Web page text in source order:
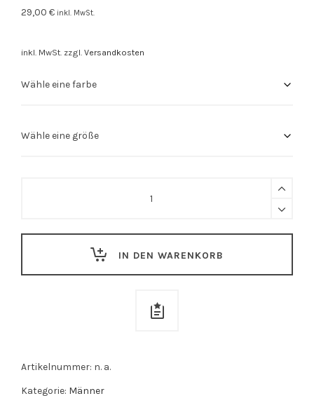
29,00 € inkl. MwSt.
inkl. MwSt. zzgl. Versandkosten
IN DEN WARENKORB
Artikelnummer: n. a.
Kategorie: Männer